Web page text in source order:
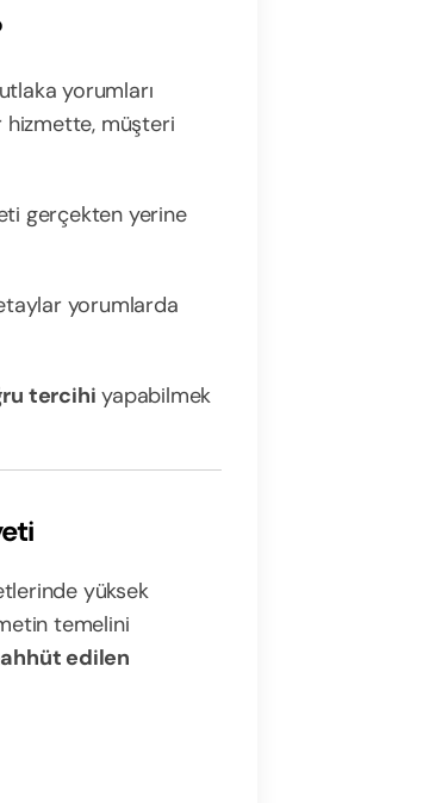
yorumları
hizmette, müşteri
gerçekten yerine
yorumlarda
tercihi yapabilmek
yüksek
temelini
edilen